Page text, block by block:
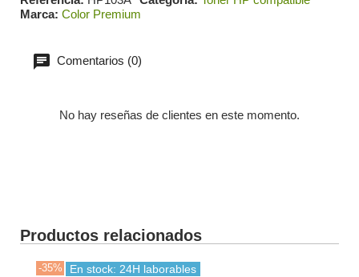
Marca Color Premium
Comentarios (0)
No hay reseñas de clientes en este momento.
Productos relacionados
-35% En stock: 24H laborables